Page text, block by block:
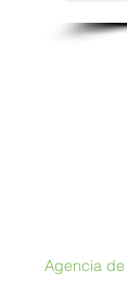
Agencia